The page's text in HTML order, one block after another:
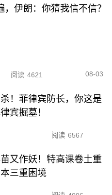
伊朗：你猜我信不信？
阅读 4621 08-03
！菲律宾防长，你这是
宾掘墓！
阅读 6567
又作妖！特高课卷土重
三重困境